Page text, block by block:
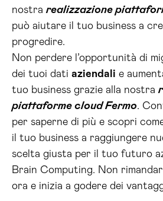
nostrarealizzazione
può aiutare il tuo business a
progredire.
Non perdere l’opportunità di
dei tuoi dati aziendali e
tuo business grazie alla nostra
piattaforme cloud Fermo.
per saperne di più e scopri
il tuo business a raggiungere
scelta giusta per il tuo futuro
Brain Computing. Non
ora e inizia a godere dei